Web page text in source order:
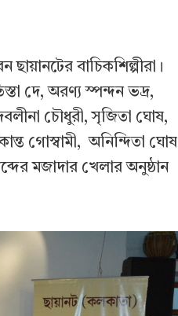
ছায়ানটের বাচিকশিল্পীরা।
দে, অরণ্য স্পন্দন ভদ্র,
চৌধুরী, সৃজিতা ঘোষ,
গোস্বামী, অনিন্দিতা ঘোষ
মজাদার খেলার অনুষ্ঠান